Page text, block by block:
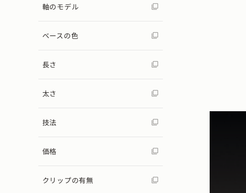
軸のモデル
ベースの色
長さ
太さ
技法
価格
クリップの有無